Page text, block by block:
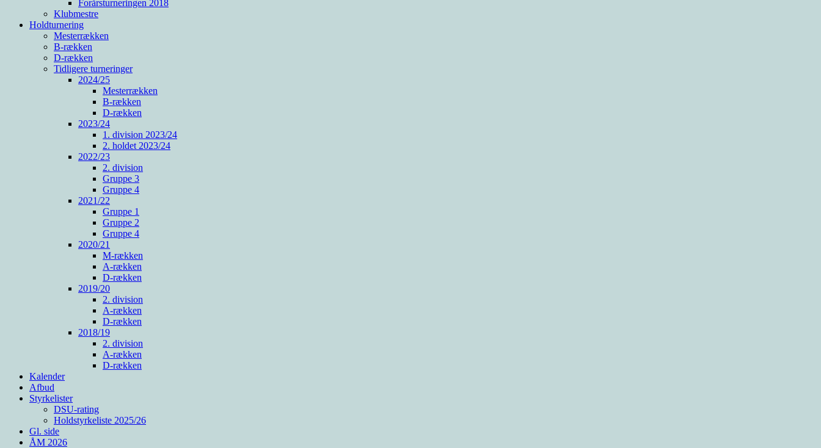
Forårsturneringen 2018
Klubmestre
Holdturnering
Mesterrækken
B-rækken
D-rækken
Tidligere turneringer
2024/25
Mesterrækken
B-rækken
D-rækken
2023/24
1. division 2023/24
2. holdet 2023/24
2022/23
2. division
Gruppe 3
Gruppe 4
2021/22
Gruppe 1
Gruppe 2
Gruppe 4
2020/21
M-rækken
A-rækken
D-rækken
2019/20
2. division
A-rækken
D-rækken
2018/19
2. division
A-rækken
D-rækken
Kalender
Afbud
Styrkelister
DSU-rating
Holdstyrkeliste 2025/26
Gl. side
ÅM 2026